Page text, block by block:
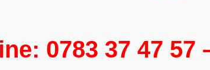
0783 37 47 57